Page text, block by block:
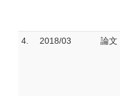
4. 2018/03 論文